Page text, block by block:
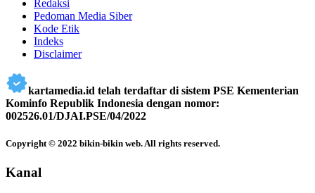
Redaksi
Pedoman Media Siber
Kode Etik
Indeks
Disclaimer
kartamedia.id telah terdaftar di sistem PSE Kementerian
Kominfo Republik Indonesia dengan nomor:
002526.01/DJAI.PSE/04/2022
Copyright © 2022 bikin-bikin web. All rights reserved.
Kanal